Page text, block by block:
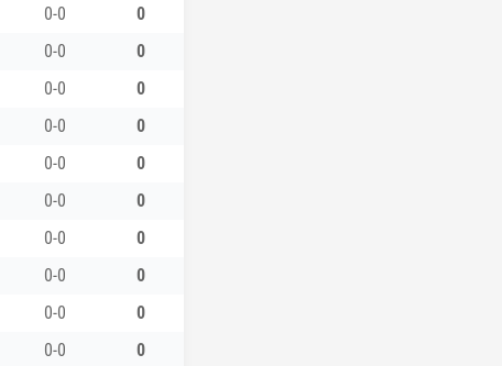
0-0
0
0-0
0
0-0
0
0-0
0
0-0
0
0-0
0
0-0
0
0-0
0
0-0
0
0-0
0